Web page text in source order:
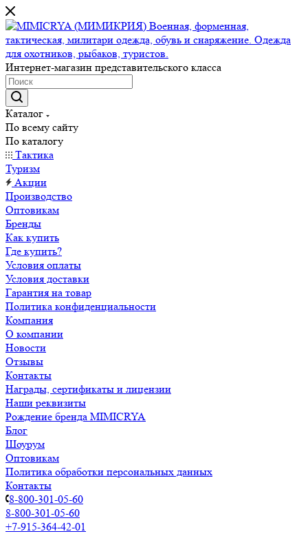
Интернет-магазин представительского класса
Каталог
По всему сайту
По каталогу
Тактика
Туризм
Акции
Производство
Оптовикам
Бренды
Как купить
Где купить?
Условия оплаты
Условия доставки
Гарантия на товар
Политика конфиденциальности
Компания
О компании
Новости
Отзывы
Контакты
Награды, сертификаты и лицензии
Наши реквизиты
Рождение бренда MIMICRYA
Блог
Шоурум
Оптовикам
Политика обработки персональных данных
Контакты
8-800-301-05-60
8-800-301-05-60
+7-915-364-42-01